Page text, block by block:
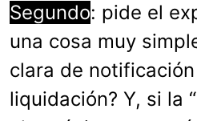
Segundo: pide el
una cosa muy
clara de
liquidación? Y, si la